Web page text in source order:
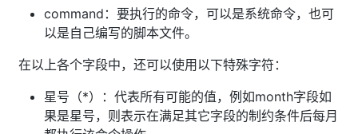
command：要执行的命令，可以是系统命令，也可
以是自己编写的脚本文件。
在以上各个字段中，还可以使用以下特殊字符：
星号（*）：代表所有可能的值，例如month字段如
果是星号，则表示在满足其它字段的制约条件后每月